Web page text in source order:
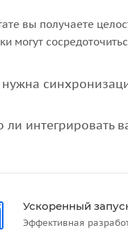
вы получаете
могут
интегрировать
Ускоренный
Эффективная